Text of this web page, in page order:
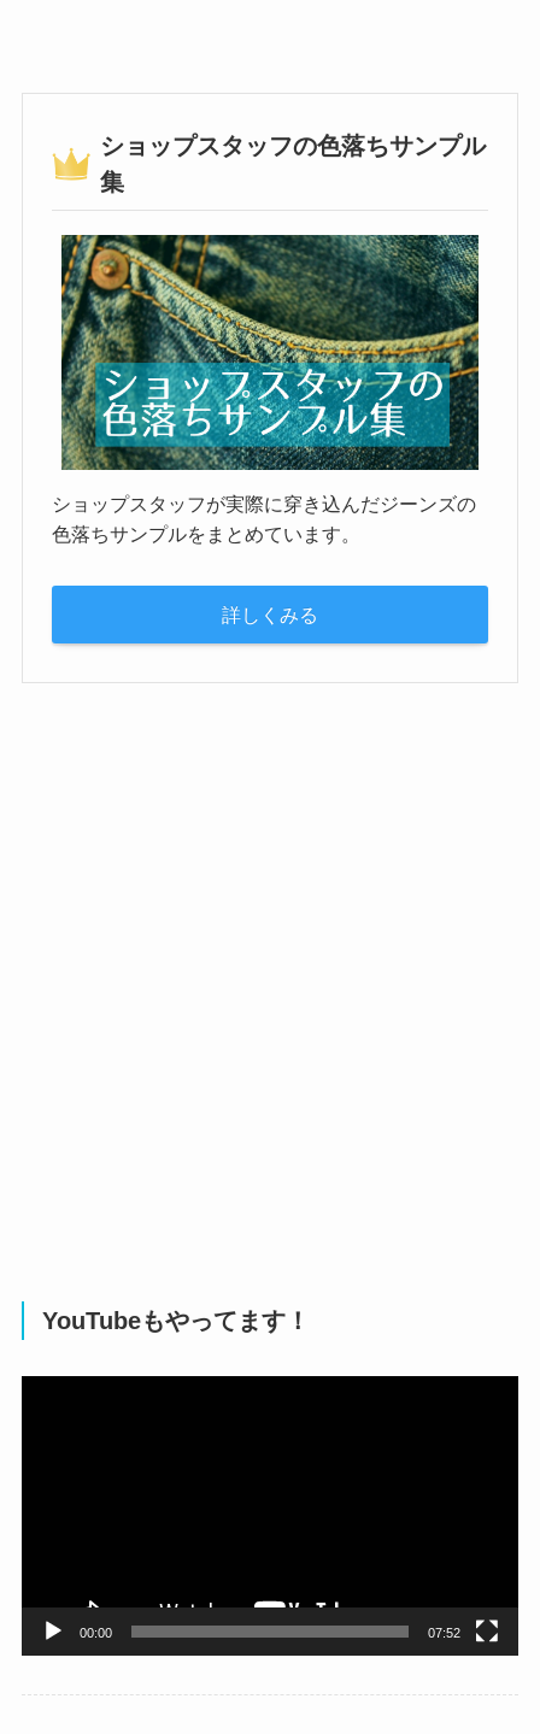
ショップスタッフの色落ちサンプル
集
ショップスタッフが実際に穿き込んだジーンズの
色落ちサンプルをまとめています。
詳しくみる
YouTubeもやってます！
00:00 07:52